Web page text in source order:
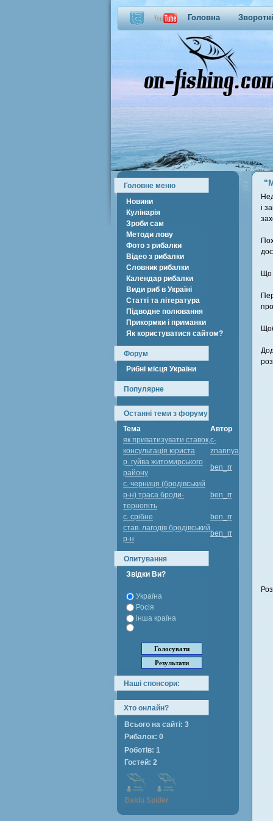
Головна
і
Що
Головне меню
Новини
Кулінарія
Зроби сам
Методи лову
Фото з рибалки
Відео з рибалки
Словник рибалки
Календар рибалки
Види риб в Україні
Статті та література
Підводне полювання
Прикормки і приманки
Як користуватися сайтом?
Форум
Рибні місця України
Популярне
Останні теми з форуму
Тема
Автор
як приватизувати ставок,
консультація юриста
c-
znannya
р. гуйва житомирського
району
ben_rr
с. черниця (бродівський
р-н) траса броди-
тернопіть
ben_rr
с. срібне
ben_rr
став. лагодів бродівський
р-н
ben_rr
Опитування
Звідки Ви?
Україна
Росія
інша країна
Наші спонсори:
Хто онлайн?
Всього на сайті: 3
Рибалок: 0
Роботів: 1
Гостей: 2
Baidu Spider